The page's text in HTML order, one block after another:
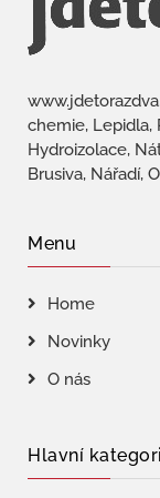
chemie, Lepidla,
Hydroizolace,
Brusiva, Nářadí,
Menu
Home
Novinky
O nás
Hlavní